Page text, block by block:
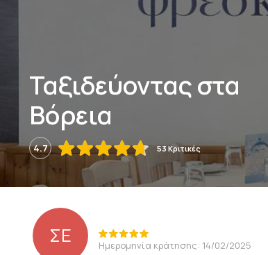
Ταξιδεύοντας στα
Βόρεια
4.7 53 Κριτικές
ΣΕ Ημερομηνία κράτησης: 14/02/2025